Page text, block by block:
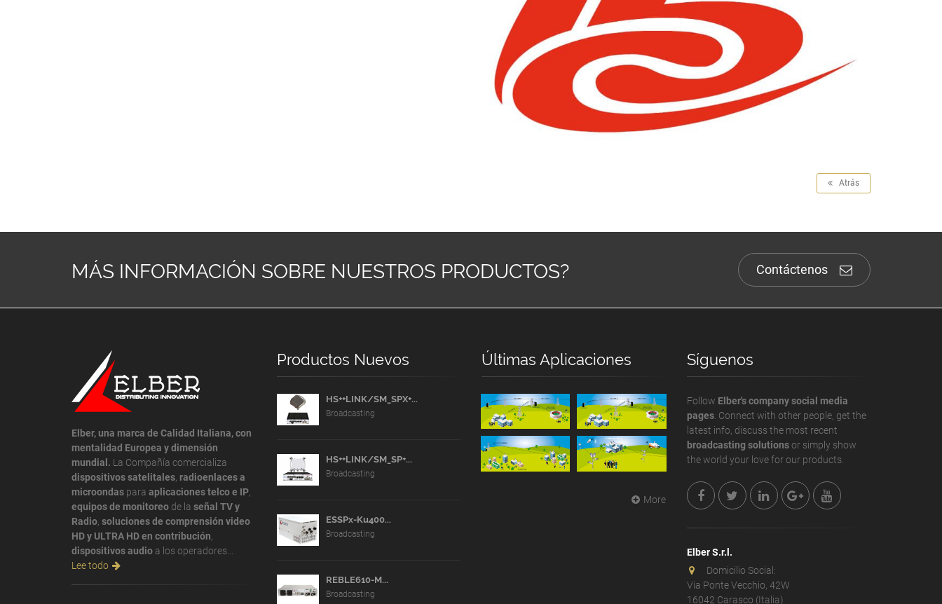
Atrás
MÁS INFORMACIÓN SOBRE NUESTROS PRODUCTOS? Contáctenos
Elber, una marca de Calidad Italiana, con
mentalidad Europea y dimensión
mundial. La Compañía comercializa
dispositivos satelitales radioenlaces a
microondas para aplicaciones telco e IP
equipos de monitoreo de la señal TV y
Radio soluciones de comprensión video
HD y ULTRA HD en contribución
dispositivos audio a los operadores...
Lee todo
Productos Nuevos
HS++LINK/SM_SPX+...
Broadcasting
HS++LINK/SM_SP+...
Broadcasting
ESSPx-Ku400...
Broadcasting
REBLE610-M...
Broadcasting
Últimas Aplicaciones
More
Síguenos
Follow Elber's company social media
pages. Connect with other people, get the
latest info, discuss the most recent
broadcasting solutionsor simply show
the world your love for our products.
Elber S.r.l.
Domicilio Social:
Via Ponte Vecchio, 42W
16042 Carasco (Italia)